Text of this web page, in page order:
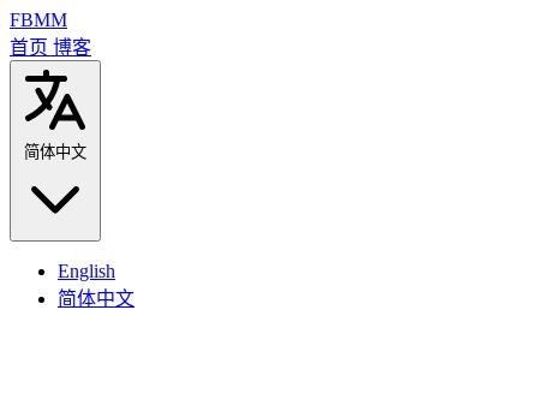
FBMM
首页 博客
简体中文
English
简体中文